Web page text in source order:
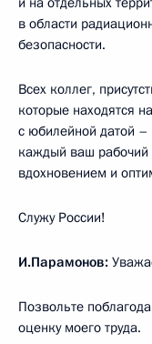
в области
безопасности.
Всех коллег,
которые находятся
с юбилейной датой
каждый ваш рабочий
вдохновением и
Служу России!
И.Парамонов:
Позвольте
оценку моего труда.